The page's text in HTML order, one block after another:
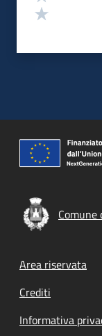
Footer
Area riservata
Crediti
Informativa